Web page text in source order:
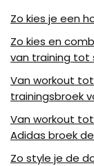
Zo kies je een
Zo kies en
van training
Van workout
trainingsbroek
Van workout
Adidas broek
Zo style je de